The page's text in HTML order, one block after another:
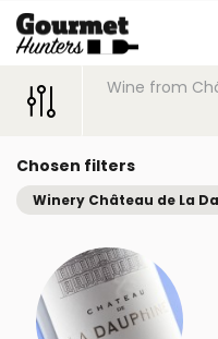
Wine from
Chosen filters
Winery Château de La